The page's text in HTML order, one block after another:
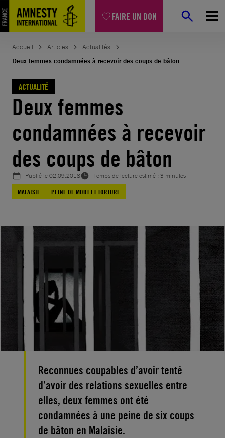
FAIRE UN DON
Aller
au
contenu
Accueil Articles
Actualités
Deux femmes condamnées à recevoir des coups de bâton
ACTUALITÉ
Deux femmes
condamnées à recevoir
des coups de bâton
Publié le02.09.2018
Temps de lecture estimé : 3 minutes
MALAISIE
PEINE DE MORT ET TORTURE
Reconnues coupables d’avoir tenté
d’avoir des relations sexuelles entre
elles, deux femmes ont été
condamnées à une peine de six coups
de bâton en Malaisie.